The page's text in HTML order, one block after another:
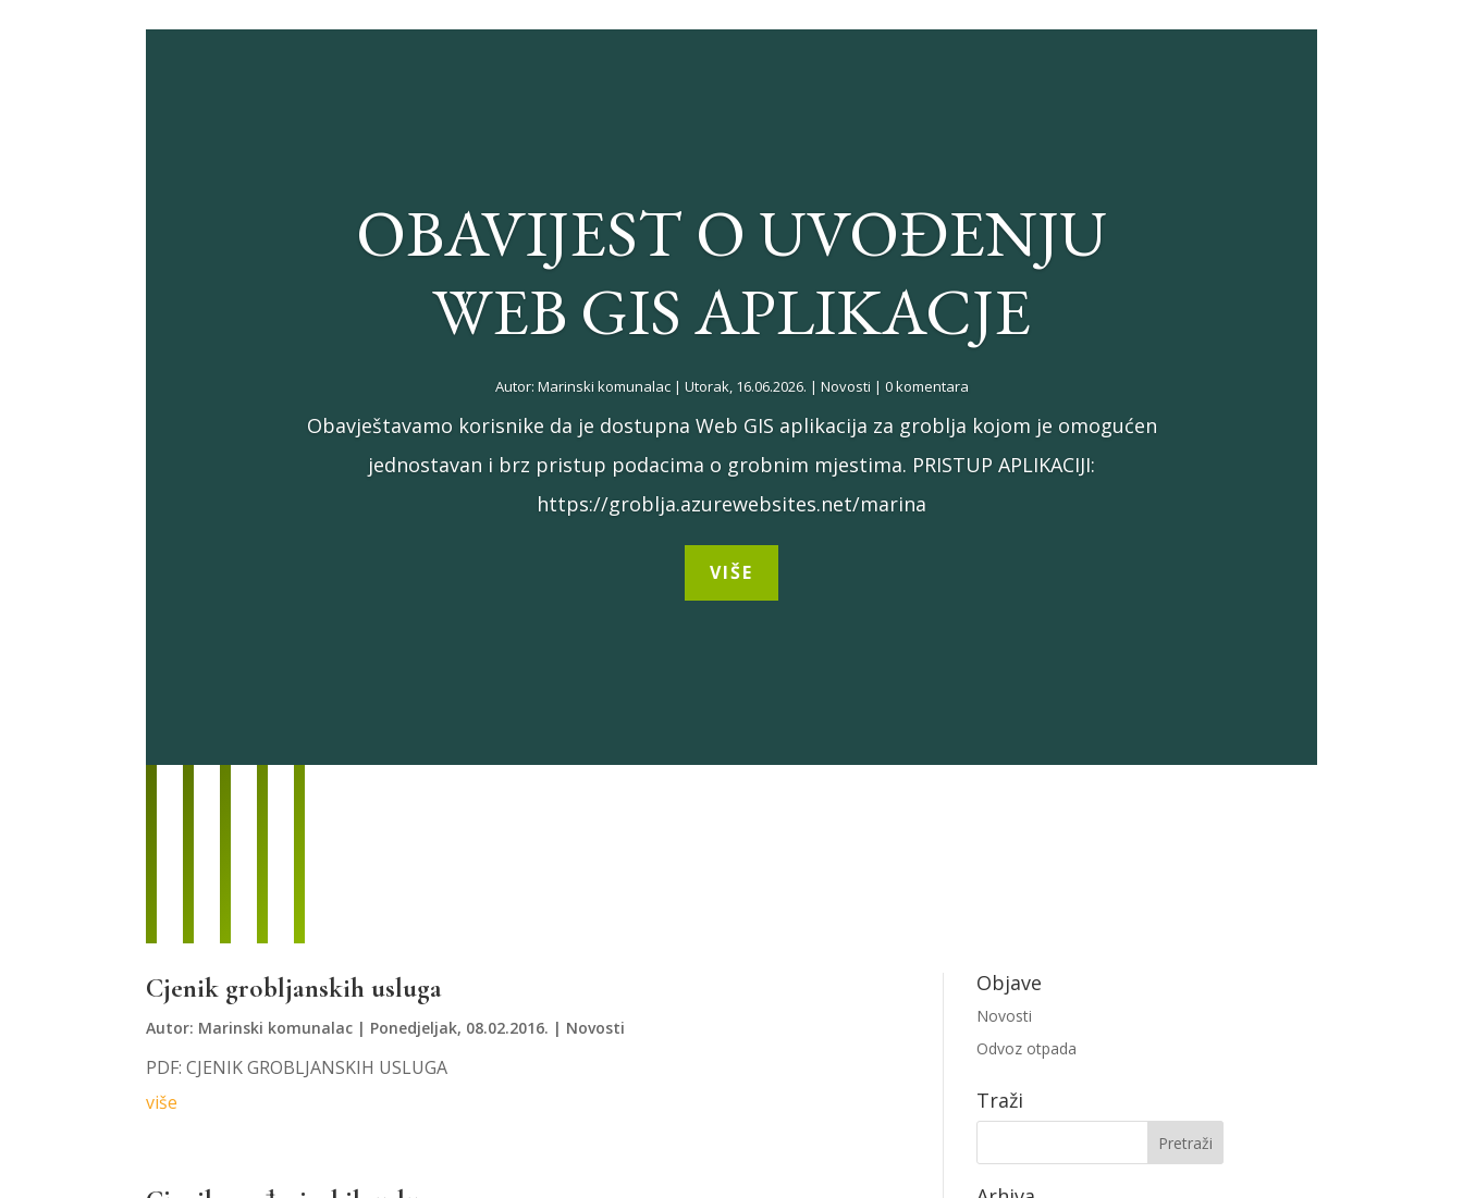
OBAVIJEST O UVOĐENJU
WEB GIS APLIKACJE
Autor: Marinski komunalac| Utorak, 16.06.2026. | Novosti | 0 komentara
Obavještavamo korisnike da je dostupna Web GIS aplikacija za groblja kojom je omogućen
jednostavan i brz pristup podacima o grobnim mjestima. PRISTUP APLIKACIJI:
https://groblja.azurewebsites.net/marina
VIŠE
Cjenik grobljanskih usluga
Autor: Marinski komunalac | Ponedjeljak, 08.02.2016. | Novosti
PDF: CJENIK GROBLJANSKIH USLUGA
više
Objave
Novosti
Odvoz otpada
Traži